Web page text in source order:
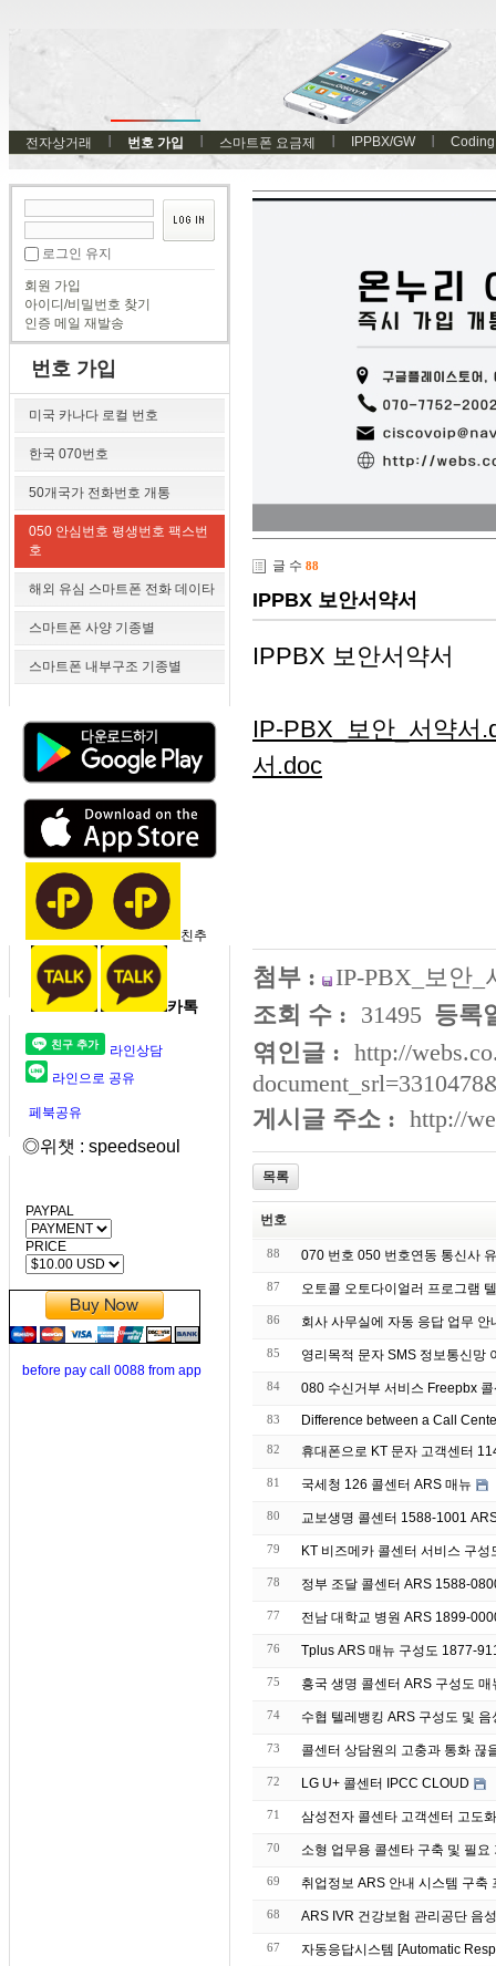
전자상거래 번호 가입 스마트폰 요금제 IPPBX/GW Coding
로그인 유지
회원 가입
아이디/비밀번호 찾기
인증 메일 재발송
번호 가입
미국 카나다 로컬 번호
한국 070번호
50개국가 전화번호 개통
050 안심번호 평생번호 팩스번
호
해외 유심 스마트폰 전화 데이타
스마트폰 사양 기종별
스마트폰 내부구조 기종별
친추
카톡
라인상담
라인으로 공유
페북공유
◎위챗 : speedseoul
PAYPAL
PRICE
before pay call 0088 from app
글 수 88
IPPBX 보안서약서
IPPBX 보안서약서
IP-PBX_보안_서약서
서.doc
첨부 :
IP-PBX_보안_
조회 수 : 31495 등록
엮인글 : http://
게시글 주소 : http://
목록
번호
88 070 번호 050 번호연동 통신사
87 오토콜 오토다이얼러 프로그램
86 회사 사무실에 자동
85 영리목적 문자
84 080 수신거부 서비스 Freepbx
83 Difference between a Call
82 휴대폰으로 KT 문자 고객센터
81 국세청 126 콜센터 ARS 매뉴
80 교보생명 콜센터 1588-1001
79 KT 비즈메카 콜센터 서비스 구성
78 정부 조달 콜센터 ARS 1588-
77 전남 대학교 병원 ARS 1899-
76 Tplus ARS 매뉴 구성도 1877-
75 흥국 생명 콜센터 ARS 구성도
74 수협 텔레뱅킹 ARS 구성도 및
73 콜센터 상담원의 고충과 통화 끊
72 LG U+ 콜센터 IPCC CLOUD
71 삼성전자 콜센타 고객센터 고도
70 소형 업무용 콜센타 구축 및 필요
69 취업정보 ARS 안내 시스템 구축
68 ARS IVR 건강보험 관리공단 음
67 자동응답시스템 [Automatic